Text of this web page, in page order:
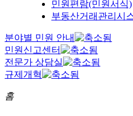
민원편람(민원서식)
부동산거래관리시
분야별 민원 안내
민원신고센터
전문가 상담실
규제개혁
홈